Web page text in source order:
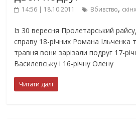
14:56 | 18.10.2011 Вбивство,
Із 30 вересня Пролетарський
справу 18-річних Романа Ільченка
травня вони зарізали подруг 17-
Василевську і 16-річну Олену
Читати далі